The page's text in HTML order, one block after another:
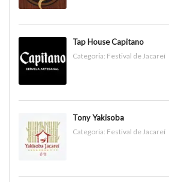
Tap House Capitano
Categoria: Festival de Jacareí
Tony Yakisoba
Categoria: Festival de Jacareí